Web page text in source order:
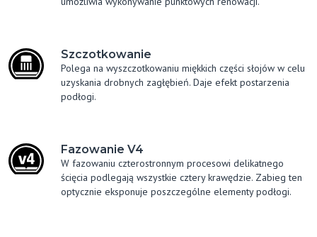
Szczotkowanie
Polega na wyszczotkowaniu miękkich części słojów w celu
uzyskania drobnych zagłębień. Daje efekt postarzenia
podłogi.
Fazowanie V4
W fazowaniu czterostronnym procesowi delikatnego
ścięcia podlegają wszystkie cztery krawędzie. Zabieg ten
optycznie eksponuje poszczególne elementy podłogi.